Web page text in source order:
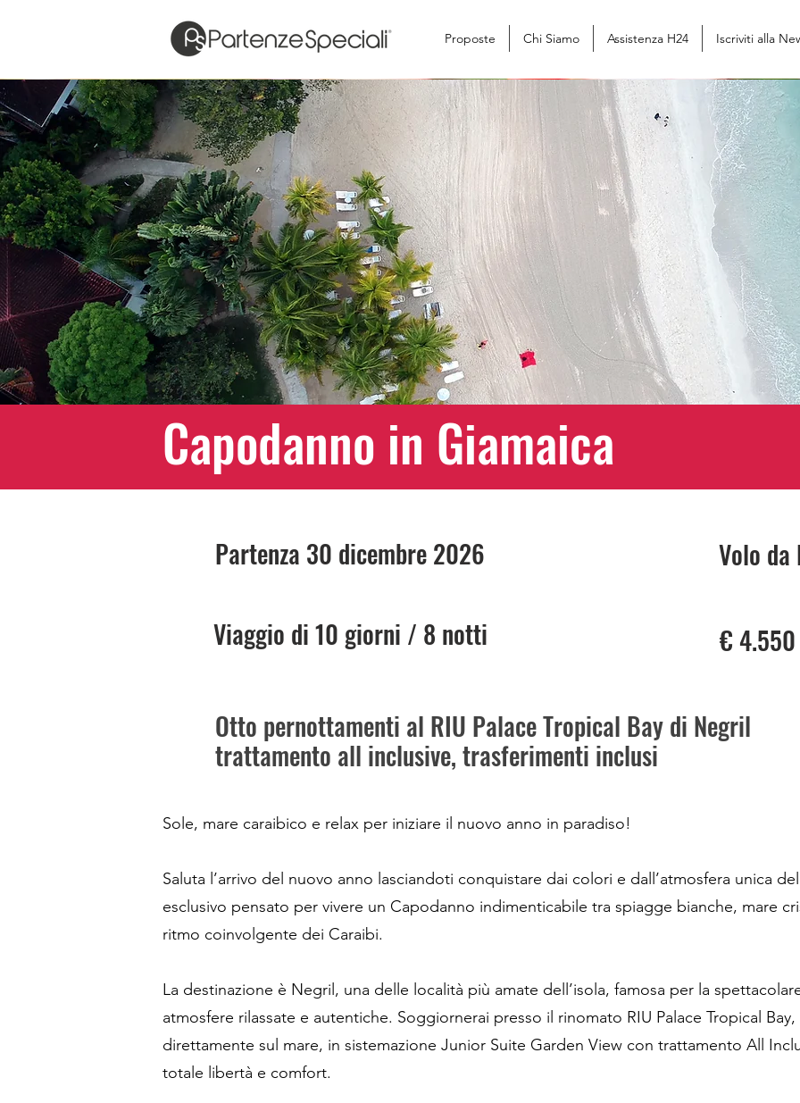
Proposte Chi Siamo Assistenza H24 Iscriviti alla
Capodanno in Giamaica
Partenza 30 dicembre 2026
Viaggio di 10 giorni / 8 notti
Volo da
€ 4.550
Otto pernottamenti al RIU Palace Tropical Bay di Negril
trattamento all inclusive, trasferimenti inclusi
Sole, mare caraibico e relax per iniziare il nuovo anno in paradiso!
Saluta l’arrivo del nuovo anno lasciandoti conquistare dai colori e dall’atmosfera unica
esclusivo pensato per vivere un Capodanno indimenticabile tra spiagge bianche, mare
ritmo coinvolgente dei Caraibi.
La destinazione è Negril, una delle località più amate dell’isola, famosa per la
atmosfere rilassate e autentiche. Soggiornerai presso il rinomato RIU Palace Tropical
direttamente sul mare, in sistemazione Junior Suite Garden View con trattamento All
totale libertà e comfort.